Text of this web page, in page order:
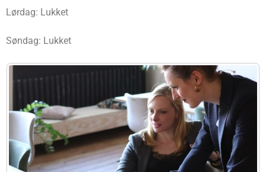
Lørdag: Lukket
Søndag: Lukket